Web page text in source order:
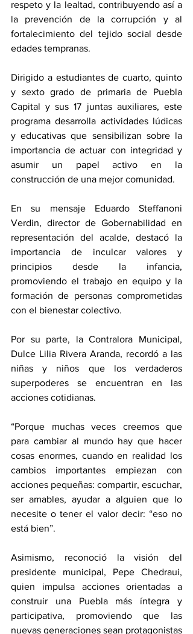
respeto y la lealtad, contribuyendo así a
la prevención de la corrupción y al
fortalecimiento del tejido social desde
edades tempranas.
Dirigido a estudiantes de cuarto, quinto
y sexto grado de primaria de Puebla
Capital y sus 17 juntas auxiliares, este
programa desarrolla actividades lúdicas
y educativas que sensibilizan sobre la
importancia de actuar con integridad y
asumir un papel activo en la
construcción de una mejor comunidad.
En su mensaje Eduardo Steffanoni
Verdin, director de Gobernabilidad en
representación del acalde, destacó la
importancia de inculcar valores y
principios desde la infancia,
promoviendo el trabajo en equipo y la
formación de personas comprometidas
con el bienestar colectivo.
Por su parte, la Contralora Municipal,
Dulce Lilia Rivera Aranda, recordó a las
niñas y niños que los verdaderos
superpoderes se encuentran en las
acciones cotidianas.
“Porque muchas veces creemos que
para cambiar al mundo hay que hacer
cosas enormes, cuando en realidad los
cambios importantes empiezan con
acciones pequeñas: compartir, escuchar,
ser amables, ayudar a alguien que lo
necesite o tener el valor decir: “eso no
está bien”.
Asimismo, reconoció la visión del
presidente municipal, Pepe Chedraui,
quien impulsa acciones orientadas a
construir una Puebla más íntegra y
participativa, promoviendo que las
nuevas generaciones sean protagonistas